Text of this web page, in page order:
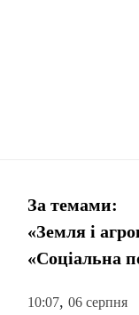
За темами:
«Земля і
«Соціальна
10:07, 06 серпня